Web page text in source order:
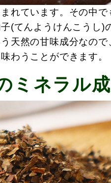
れています。その中で
(てんようけんこうし)
天然の甘味成分なので
わうことができます。
ミネラル